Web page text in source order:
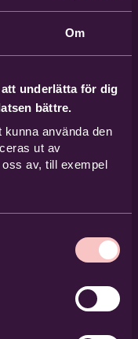
Om
underlätta för dig
bättre.
använda den
ut av
av, till exempel